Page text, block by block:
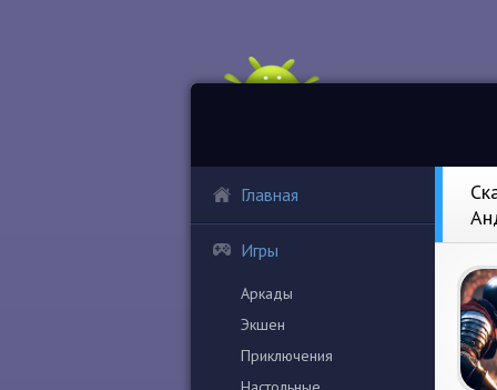
Главная
Игры
Аркады
Экшен
Приключения